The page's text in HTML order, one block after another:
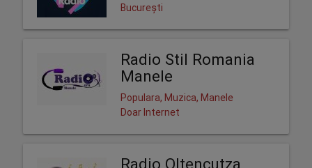
București
Radio Stil Romania
Manele
Populara, Muzica, Manele
Doar Internet
Radio Oltencutza